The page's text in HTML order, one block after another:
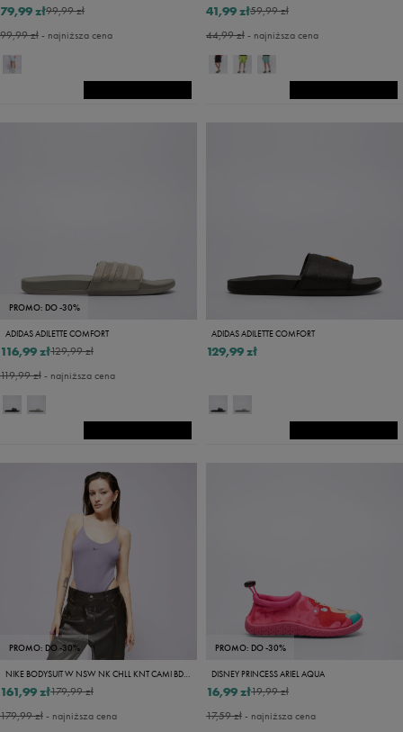
99,99 zł
79,99 zł
99,99 zł- najniższa cena
59,99 zł
41,99 zł
44,99 zł- najniższa cena
PROMO: DO -30%
ADIDAS ADILETTE COMFORT
129,99 zł
116,99 zł
119,99 zł- najniższa cena
ADIDAS ADILETTE COMFORT
129,99 zł
PROMO: DO -30%
NIKE BODYSUIT W NSW NK CHLL KNT CAMI BDYSUIT
179,99 zł
161,99 zł
179,99 zł- najniższa cena
PROMO: DO -30%
DISNEY PRINCESS ARIEL AQUA
19,99 zł
16,99 zł
17,59 zł- najniższa cena